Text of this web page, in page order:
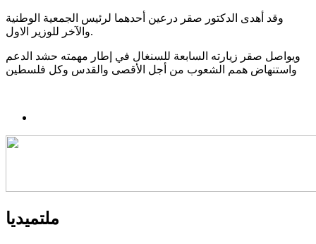
وقد أهدى الدكتور صقر درعين أحدهما لرئيس الجمعية الوطنية
والآخر للوزير الاول.
ويواصل صقر زيارته السابعة للسنغال في إطار مهمته حشد الدعم
واستنهاض همم الشعوب من أجل الأقصى والقدس وكل فلسطين
ملتميديا